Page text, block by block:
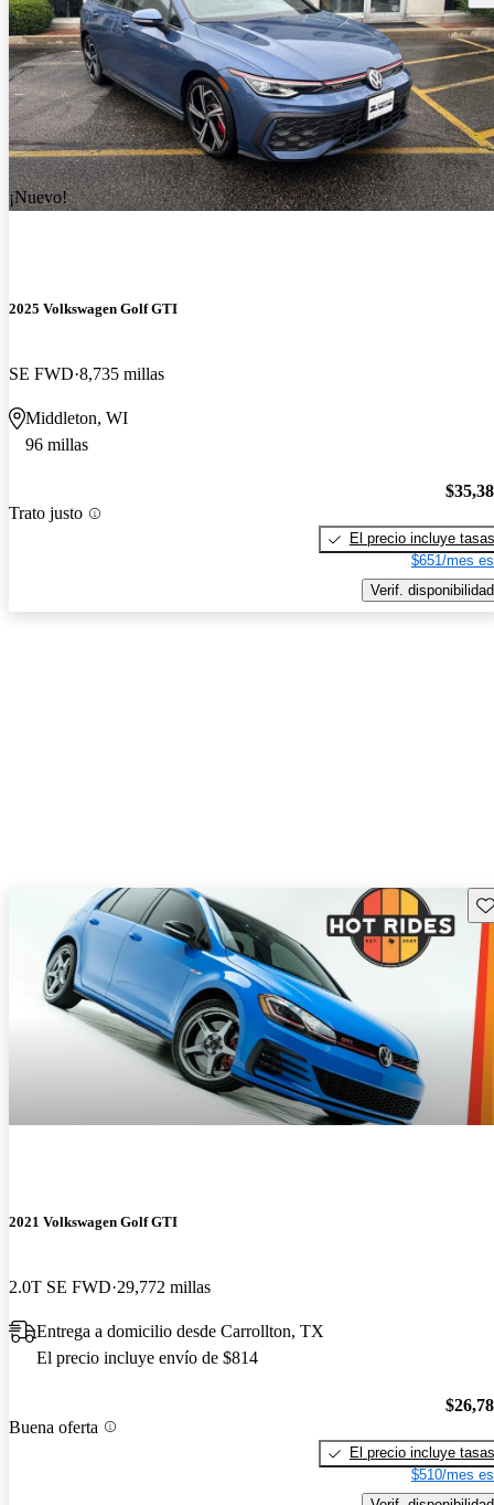
¡Nuevo!
2025 Volkswagen Golf GTI
SE FWD 8,735 millas
Middleton, WI
96 millas
Trato justo
El precio incluye tasas
$651/mes
Verif. disponibilidad
2021 Volkswagen Golf GTI
2.0T SE FWD 29,772 millas
Entrega a domicilio desde Carrollton, TX
El precio incluye envío de $814
Buena oferta
El precio incluye tasas
$510/mes